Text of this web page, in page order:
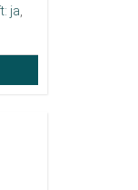
ja